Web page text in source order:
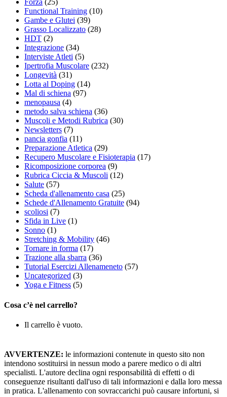
Forza (25)
Functional Training (10)
Gambe e Glutei (39)
Grasso Localizzato (28)
HDT (2)
Integrazione (34)
Interviste Atleti (5)
Ipertrofia Muscolare (232)
Longevità (31)
Lotta al Doping (14)
Mal di schiena (97)
menopausa (4)
metodo salva schiena (36)
Muscoli e Metodi Rubrica (30)
Newsletters (7)
pancia gonfia (11)
Preparazione Atletica (29)
Recupero Muscolare e Fisioterapia (17)
Ricomposizione corporea (9)
Rubrica Ciccia & Muscoli (12)
Salute (57)
Scheda d'allenamento casa (25)
Schede d'Allenamento Gratuite (94)
scoliosi (7)
Sfida in Live (1)
Sonno (1)
Stretching & Mobility (46)
Tornare in forma (17)
Trazione alla sbarra (36)
Tutorial Esercizi Allenameneto (57)
Uncategorized (3)
Yoga e Fitness (5)
Cosa c’è nel carrello?
Il carrello è vuoto.
AVVERTENZE: le informazioni contenute in questo sito non
intendono sostituirsi in nessun modo a parere medico o di altri
specialisti. L'autore declina ogni responsabilità di effetti o di
conseguenze risultanti dall'uso di tali informazioni e dalla loro messa
in pratica. L'allenamento con sovraccarichi può causare infortuni, si